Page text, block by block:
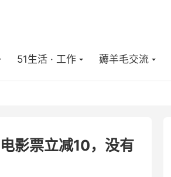
51生活 · 工作 薅羊毛交流
影票立减10，没有